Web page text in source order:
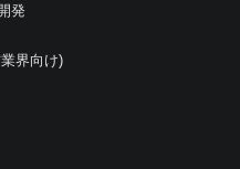
発
界向け)